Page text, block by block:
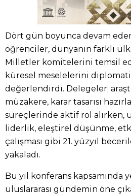
Dört gün boyunca devam
öğrenciler, dünyanın farklı
Milletler komitelerini temsil
küresel meselelerini diplomatik
değerlendirdi. Delegeler;
müzakere, karar tasarısı
süreçlerinde aktif rol alırken,
liderlik, eleştirel düşünme,
çalışması gibi 21. yüzyıl
yakaladı.
Bu yıl konferans kapsamında
uluslararası gündemin öne